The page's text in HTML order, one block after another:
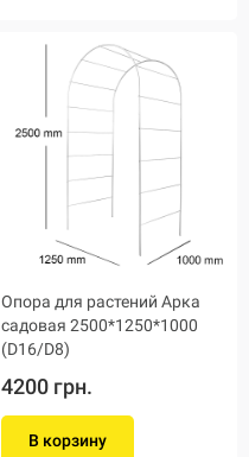
Опора для растений Арка
садовая 2500*1250*1000
(D16/D8)
4200 грн.
В корзину